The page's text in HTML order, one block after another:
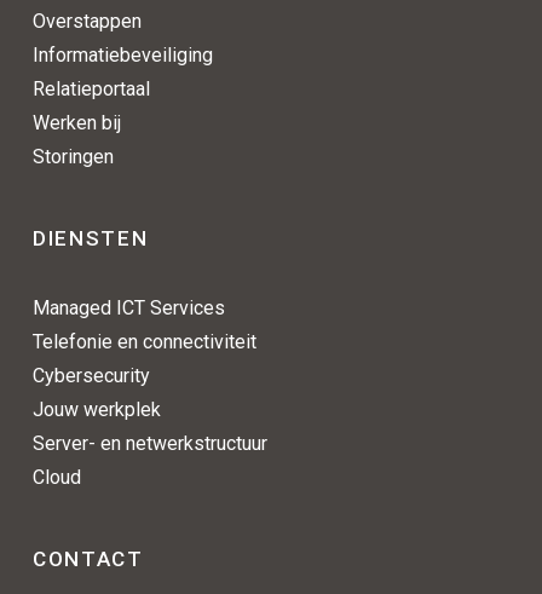
Overstappen
Informatiebeveiliging
Relatieportaal
Werken bij
Storingen
DIENSTEN
Managed ICT Services
Telefonie en connectiviteit
Cybersecurity
Jouw werkplek
Server- en netwerkstructuur
Cloud
CONTACT